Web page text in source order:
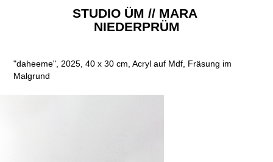
STUDIO ÜM // MARA
NIEDERPRÜM
"daheeme", 2025, 40 x 30 cm, Acryl auf Mdf, Fräsung im
Malgrund